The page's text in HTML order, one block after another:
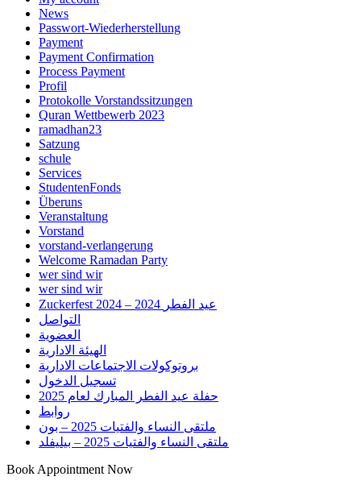
News
Passwort-Wiederherstellung
Payment
Payment Confirmation
Process Payment
Profil
Protokolle Vorstandssitzungen
Quran Wettbewerb 2023
ramadhan23
Satzung
schule
Services
StudentenFonds
Überuns
Veranstaltung
Vorstand
vorstand-verlangerung
Welcome Ramadan Party
wer sind wir
wer sind wir
Zuckerfest 2024 – 2024 عيد الفطر
التواصل
العضوية
الهيئة الادارية
بروتوكولات الاجتماعات الادارية
تسجيل الدخول
حفلة عيد الفطر المبارك لعام 2025
روابط
ملتقى النساء والفتيات 2025 – بون
ملتقى النساء والفتيات 2025 – بيليفلد
Book Appointment Now